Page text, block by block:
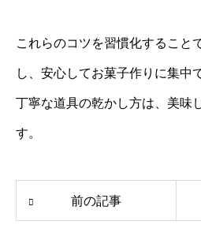
これらのコツを習慣化すること
し、安心してお菓子作りに集中
丁寧な道具の乾かし方は、美味
す。
前の記事